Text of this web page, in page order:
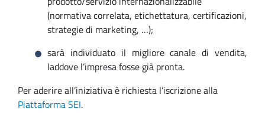
(normativa correlata, etichettatura, certificazioni,
strategie di marketing, …);
sarà individuato il migliore canale di vendita,
laddove l’impresa fosse già pronta.
Per aderire all’iniziativa è richiesta l’iscrizione alla
Piattaforma SEI.